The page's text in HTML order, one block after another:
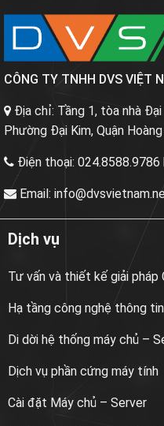
CÔNG TY TNHH DVS VIỆT
Địa chỉ: Tầng 1, tòa nhà
Phường Đại Kim, Quận
Điện thoại: 024.8588.9786
Email:
Dịch vụ
Tư vấn và thiết kế giải pháp
Hạ tầng công nghệ thông tin
Di dời hệ thống máy chủ –
Dịch vụ phần cứng máy tính
Cài đặt Máy chủ – Server